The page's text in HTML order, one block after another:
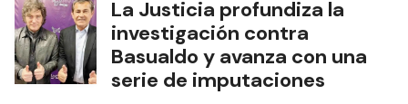
La Justicia profundiza la
investigación contra
Basualdo y avanza con una
serie de imputaciones